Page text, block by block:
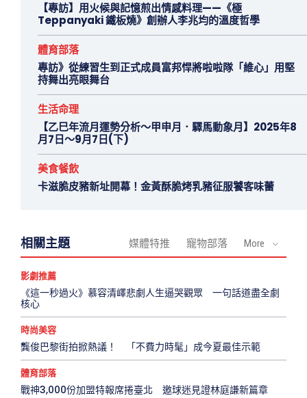
【專訪】用火候與記憶煎出情感料理——《極
Teppanyaki 鐵板燒》創辦人李兆均的溫度哲學
體育部落
專訪》從練習生到正式成員富邦悍將啦啦隊「維心」用堅
持舞出亮眼舞台
生活命理
【乙巳年流月運勢分析～甲申月．驛馬動象月】2025年8
月7日～9月7日(下)
美食餐飲
卡滋脆皮豬新址開幕！金黃酥脆烤乳豬征服饕客味蕾
相關主題 媒體特推 寵物部落 More
影劇推薦
《這一秒過火》慕容清嶧悲劇人生逼哭觀眾 一句話道盡全劇
核心
時尚美容
龔俊巴黎街拍掀熱議！ 「不費力時髦」成今夏最佳示範
體育部落
戰神3,000份加盟特報席捲臺北 邀球迷見證林庭謙新篇章